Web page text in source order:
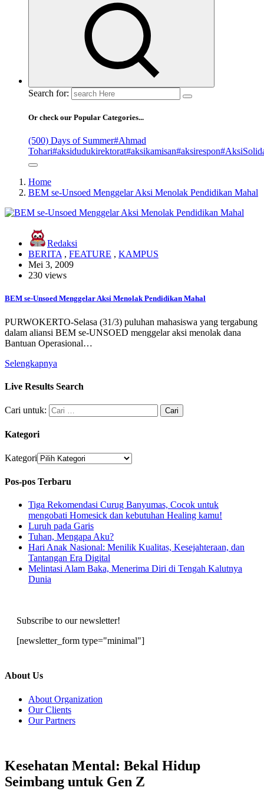
Search for:
Or check our Popular Categories...
(500) Days of Summer#Ahmad
Tohari#aksidudukirektorat#aksikamisan#aksirespon
Home
BEM se-Unsoed Menggelar Aksi Menolak Pendidikan Mahal
Redaksi
BERITA , FEATURE , KAMPUS
Mei 3, 2009
230 views
BEM se-Unsoed Menggelar Aksi Menolak Pendidikan Mahal
PURWOKERTO-Selasa (31/3) puluhan mahasiswa yang tergabung
dalam aliansi BEM se-UNSOED menggelar aksi menolak dana
Bantuan Operasional…
Selengkapnya
Live Results Search
Cari untuk:
Kategori
Kategori
Pos-pos Terbaru
Tiga Rekomendasi Curug Banyumas, Cocok untuk
mengobati Homesick dan kebutuhan Healing kamu!
Luruh pada Garis
Tuhan, Mengapa Aku?
Hari Anak Nasional: Menilik Kualitas, Kesejahteraan, dan
Tantangan Era Digital
Melintasi Alam Baka, Menerima Diri di Tengah Kalutnya
Dunia
Subscribe to our newsletter!
[newsletter_form type="minimal"]
About Us
About Organization
Our Clients
Our Partners
Kesehatan Mental: Bekal Hidup
Seimbang untuk Gen Z